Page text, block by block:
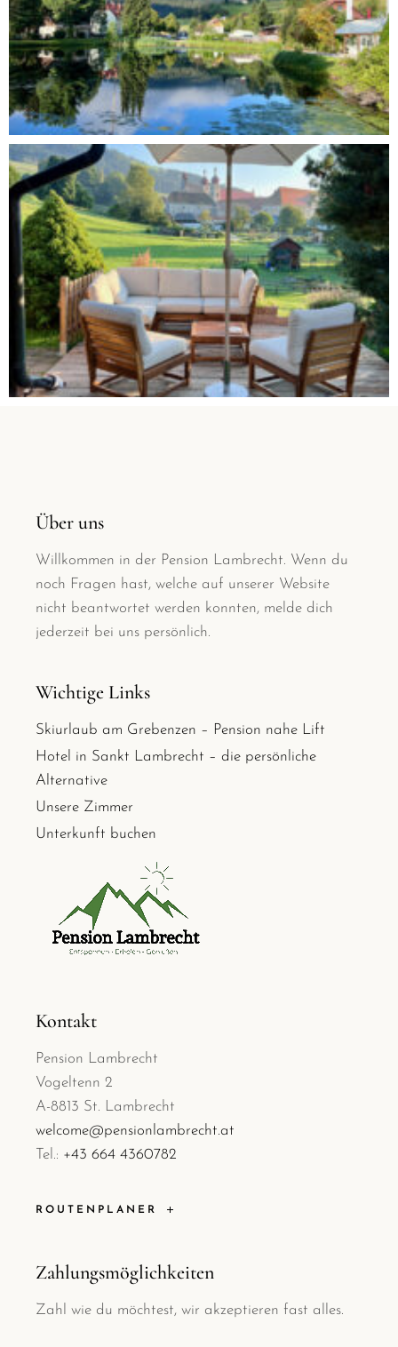
Über uns
Willkommen in der Pension Lambrecht. Wenn du
noch Fragen hast, welche auf unserer Website
nicht beantwortet werden konnten, melde dich
jederzeit bei uns persönlich.
Wichtige Links
Skiurlaub am Grebenzen – Pension nahe Lift
Hotel in Sankt Lambrecht – die persönliche
Alternative
Unsere Zimmer
Unterkunft buchen
Kontakt
Pension Lambrecht
Vogeltenn 2
A-8813 St. Lambrecht
welcome@pensionlambrecht.at
Tel.: +43 664 4360782
ROUTENPLANER
Zahlungsmöglichkeiten
Zahl wie du möchtest, wir akzeptieren fast alles.